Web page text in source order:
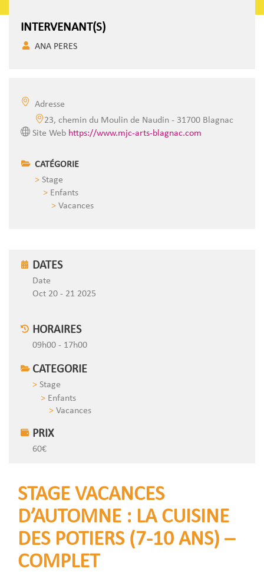
INTERVENANT(S)
ANA PERES
Adresse
23, chemin du Moulin de Naudin - 31700 Blagnac
Site Web https://www.mjc-arts-blagnac.com
CATÉGORIE
Stage
Enfants
Vacances
DATES
Date
Oct 20 - 21 2025
HORAIRES
09h00 - 17h00
CATEGORIE
Stage
Enfants
Vacances
PRIX
60€
STAGE VACANCES
D’AUTOMNE : LA CUISINE
DES POTIERS (7-10 ANS) –
COMPLET